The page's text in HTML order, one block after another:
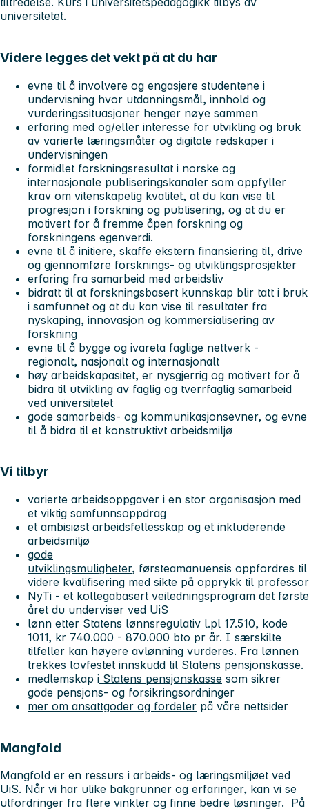
universitetet.
Videre legges det vekt på at du har
evne til å involvere og engasjere studentene i
undervisning hvor utdanningsmål, innhold og
vurderingssituasjoner henger nøye sammen
erfaring med og/eller interesse for utvikling og bruk
av varierte læringsmåter og digitale redskaper i
undervisningen
formidlet forskningsresultat i norske og
internasjonale publiseringskanaler som oppfyller
krav om vitenskapelig kvalitet, at du kan vise til
progresjon i forskning og publisering, og at du er
motivert for å fremme åpen forskning og
forskningens egenverdi.
evne til å initiere, skaffe ekstern finansiering til, drive
og gjennomføre forsknings- og utviklingsprosjekter
erfaring fra samarbeid med arbeidsliv
bidratt til at forskningsbasert kunnskap blir tatt i bruk
i samfunnet og at du kan vise til resultater fra
nyskaping, innovasjon og kommersialisering av
forskning
evne til å bygge og ivareta faglige nettverk -
regionalt, nasjonalt og internasjonalt
høy arbeidskapasitet, er nysgjerrig og motivert for å
bidra til utvikling av faglig og tverrfaglig samarbeid
ved universitetet
gode samarbeids- og kommunikasjonsevner, og evne
til å bidra til et konstruktivt arbeidsmiljø
Vi tilbyr
varierte arbeidsoppgaver i en stor organisasjon med
et viktig samfunnsoppdrag
et ambisiøst arbeidsfellesskap og et inkluderende
arbeidsmiljø
gode
utviklingsmuligheter, førsteamanuensis oppfordres til
videre kvalifisering med sikte på opprykk til professor
NyTi - et kollegabasert veiledningsprogram det første
året du underviser ved UiS
lønn etter Statens lønnsregulativ l.pl 17.510, kode
1011, kr 740.000 - 870.000 bto pr år. I særskilte
tilfeller kan høyere avlønning vurderes. Fra lønnen
trekkes lovfestet innskudd til Statens pensjonskasse.
medlemskap i Statens pensjonskasse som sikrer
gode pensjons- og forsikringsordninger
mer om ansattgoder og fordeler på våre nettsider
Mangfold
Mangfold er en ressurs i arbeids- og læringsmiljøet ved
UiS. Når vi har ulike bakgrunner og erfaringer, kan vi se
utfordringer fra flere vinkler og finne bedre løsninger. På